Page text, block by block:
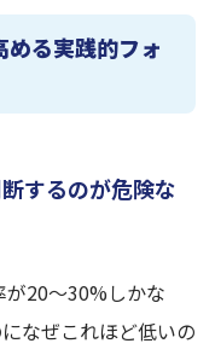
る実践的フォ
するのが危険な
20〜30%しかな
なぜこれほど低いの